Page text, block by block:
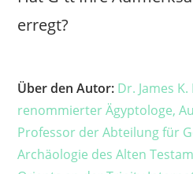
erregt?
Über den Autor: Dr. James
renommierter Ägyptologe,
Professor der Abteilung für
Archäologie des Alten